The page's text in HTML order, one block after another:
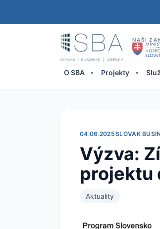
NAŠI
O SBA Projekty
04.06.2025SLOVAK
Výzva:
projektu
Aktuality